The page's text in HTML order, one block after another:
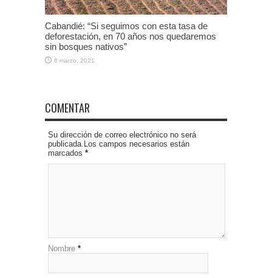
Cabandié: “Si seguimos con esta tasa de
deforestación, en 70 años nos quedaremos
sin bosques nativos”
6 marzo, 2021
COMENTAR
Su dirección de correo electrónico no será
publicada.Los campos necesarios están
marcados *
Nombre *